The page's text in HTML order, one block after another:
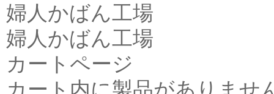
婦人かばん工場
婦人かばん工場
カートページ
カート内に製品がありませ